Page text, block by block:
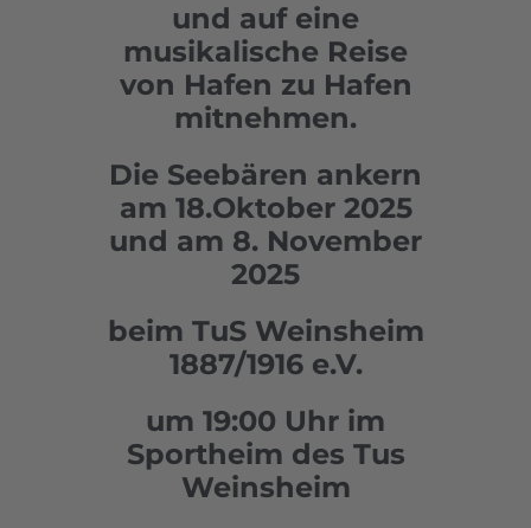
und auf eine
musikalische Reise
von Hafen zu Hafen
mitnehmen.
Die Seebären ankern
am 18.Oktober 2025
und am 8. November
2025
beim TuS Weinsheim
1887/1916 e.V.
um 19:00 Uhr im
Sportheim des Tus
Weinsheim